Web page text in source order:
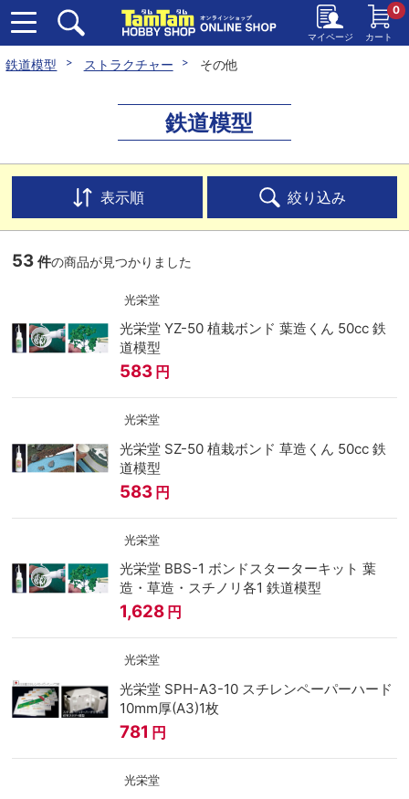
マイページ カート
0
鉄道模型 ストラクチャー その他
鉄道模型
表示順 絞り込み
53 件の商品が見つかりました
光栄堂
光栄堂 YZ-50 植栽ボンド 葉造くん 50cc 鉄
道模型
583 円
光栄堂
光栄堂 SZ-50 植栽ボンド 草造くん 50cc 鉄
道模型
583 円
光栄堂
光栄堂 BBS-1 ボンドスターターキット 葉
造・草造・スチノリ各1 鉄道模型
1,628 円
光栄堂
光栄堂 SPH-A3-10 スチレンペーパーハード
10mm厚(A3)1枚
781 円
光栄堂